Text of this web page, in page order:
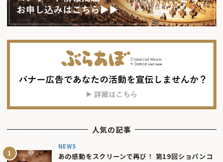
人気の記事
NEWS
あの感動をスクリーンで再び！ 第19回ショパンコ